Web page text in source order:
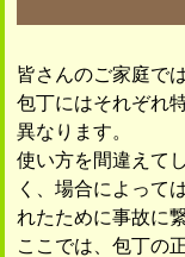
皆さんのご家庭で
包丁にはそれぞれ
異なります。
使い方を間違えて
く、場合によって
れたために事故に
ここでは、包丁の